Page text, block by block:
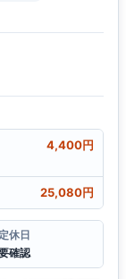
4,400円
25,080円
定休日
確認